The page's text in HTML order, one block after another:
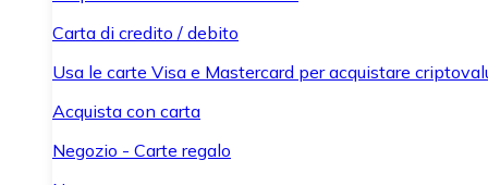
Carta di credito / debito
Usa le carte Visa e Mastercard per acquistare
Acquista con carta
Negozio - Carte regalo